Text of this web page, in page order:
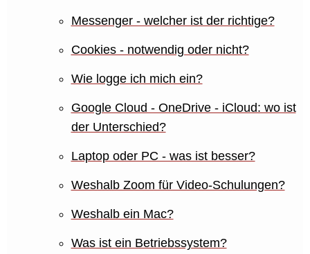
Messenger - welcher ist der richtige?
Cookies - notwendig oder nicht?
Wie logge ich mich ein?
Google Cloud - OneDrive - iCloud: wo ist
der Unterschied?
Laptop oder PC - was ist besser?
Weshalb Zoom für Video-Schulungen?
Weshalb ein Mac?
Was ist ein Betriebssystem?